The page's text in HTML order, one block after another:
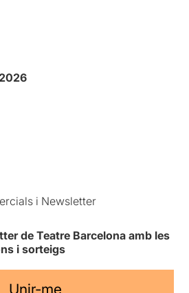
i Newsletter
de Teatre Barcelona amb les
i sorteigs
Unir-me